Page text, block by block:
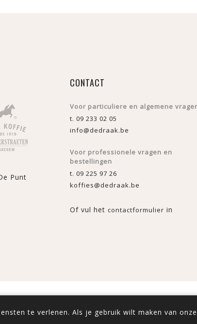
Punt
CONTACT
Voor particuliere en algemene
t. 09 233 02 05
info@dedraak.be
Voor professionele vragen en
bestellingen
t. 09 225 97 26
koffies@dedraak.be
Of vul het contactformulier in
Alle prijzen zijn inclusief BTW ingevoerd. Exclusief
te verlenen. Als je gebruik wilt maken van